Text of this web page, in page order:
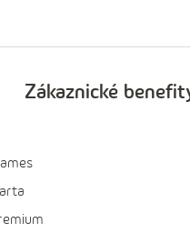
Zákaznické